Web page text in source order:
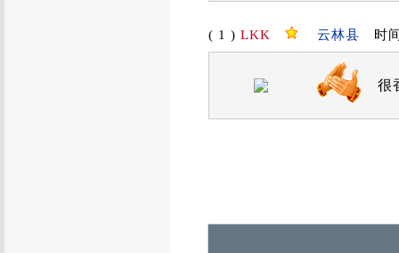
( 1 ) LKK 云林县 时
很